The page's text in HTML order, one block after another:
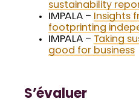
sustainability
IMPALA –
Insights
footprinting
IMPALA – Taking
good for business
S’évaluer